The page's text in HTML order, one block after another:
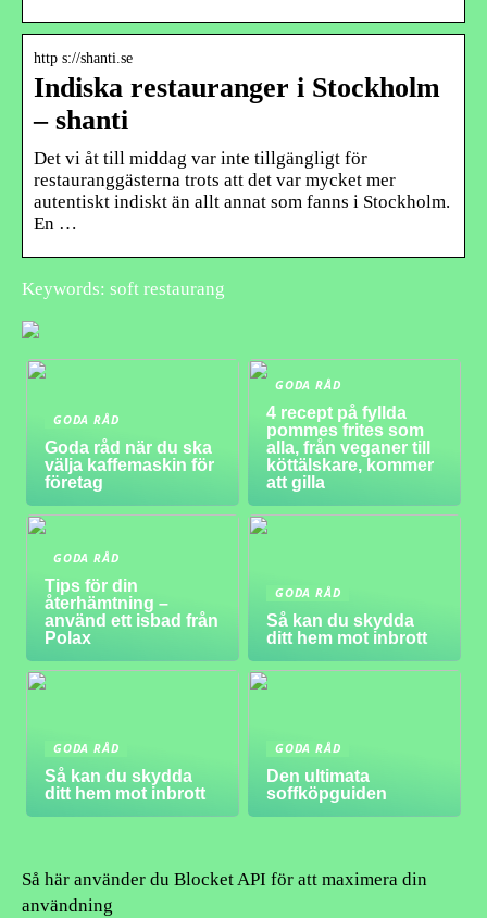
http s://shanti.se
Indiska restauranger i Stockholm
– shanti
Det vi åt till middag var inte tillgängligt för
restauranggästerna trots att det var mycket mer
autentiskt indiskt än allt annat som fanns i Stockholm.
En …
Keywords: soft restaurang
GODA RÅD
Goda råd när du ska
välja kaffemaskin för
företag
GODA RÅD
4 recept på fyllda
pommes frites som
alla, från veganer till
köttälskare, kommer
att gilla
GODA RÅD
Tips för din
återhämtning –
använd ett isbad från
Polax
GODA RÅD
Så kan du skydda
ditt hem mot inbrott
GODA RÅD
Så kan du skydda
ditt hem mot inbrott
GODA RÅD
Den ultimata
soffköpguiden
Så här använder du Blocket API för att maximera din
användning